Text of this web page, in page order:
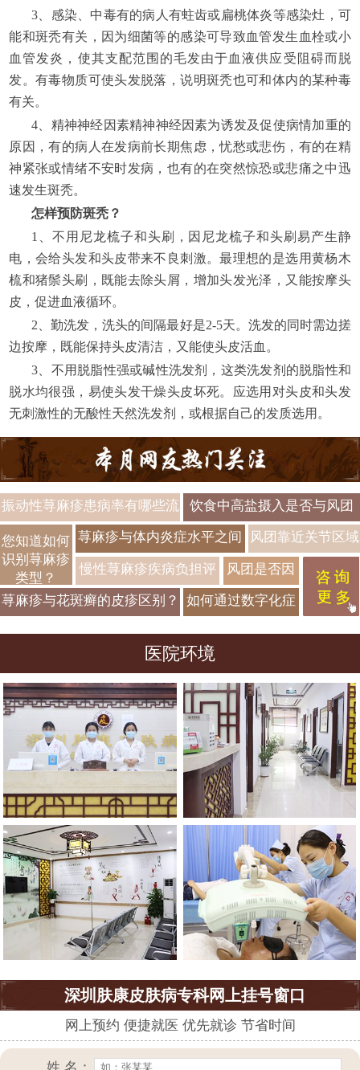
3、感染、中毒有的病人有蛀齿或扁桃体炎等感染灶，可
能和斑秃有关，因为细菌等的感染可导致血管发生血栓或小
血管发炎，使其支配范围的毛发由于血液供应受阻碍而脱
发。有毒物质可使头发脱落，说明斑秃也可和体内的某种毒
有关。
4、精神神经因素精神神经因素为诱发及促使病情加重的
原因，有的病人在发病前长期焦虑，忧愁或悲伤，有的在精
神紧张或情绪不安时发病，也有的在突然惊恐或悲痛之中迅
速发生斑秃。
怎样预防斑秃？
1、不用尼龙梳子和头刷，因尼龙梳子和头刷易产生静
电，会给头发和头皮带来不良刺激。最理想的是选用黄杨木
梳和猪鬃头刷，既能去除头屑，增加头发光泽，又能按摩头
皮，促进血液循环。
2、勤洗发，洗头的间隔最好是2-5天。洗发的同时需边搓
边按摩，既能保持头皮清洁，又能使头皮活血。
3、不用脱脂性强或碱性洗发剂，这类洗发剂的脱脂性和
脱水均很强，易使头发干燥头皮坏死。应选用对头皮和头发
无刺激性的无酸性天然洗发剂，或根据自己的发质选用。
振动性荨麻疹患病率有哪些流
行病学数据？
饮食中高盐摄入是否与风团
反复出现相关？
您知道如何
识别荨麻疹
类型？
荨麻疹与体内炎症水平之间
有何潜在联系
风团靠近关节区域
是否会造成活动感
不适？
慢性荨麻疹疾病负担评
估应该包括哪些方面？
风团是否因
穿着不透气
衣物导致加
荨麻疹与花斑癣的皮疹区别？
如何通过数字化症
触发因素的精准识
别？
医院环境
深圳肤康皮肤病专科网上挂号窗口
网上预约 便捷就医 优先就诊 节省时间
姓 名：